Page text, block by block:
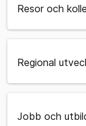
Resor och
Regional
Jobb och